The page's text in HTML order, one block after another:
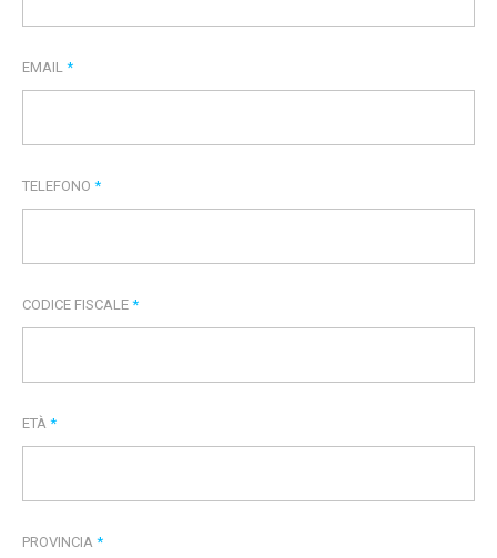
EMAIL *
TELEFONO *
CODICE FISCALE *
ETÀ *
PROVINCIA *